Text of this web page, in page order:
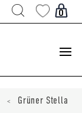
0
<
Grüner Stella